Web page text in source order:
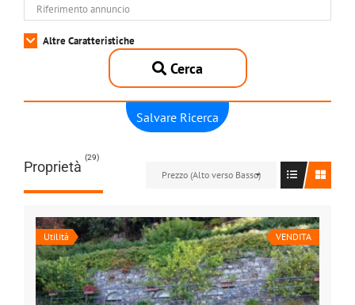
Altre Caratteristiche
Cerca
Salvare Ricerca
Proprietà
(29)
Prezzo (Alto verso Basso)
Utilità VENDITA